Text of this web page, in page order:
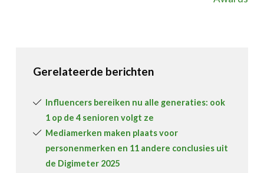
Gerelateerde berichten
Influencers bereiken nu alle generaties: ook
1 op de 4 senioren volgt ze
Mediamerken maken plaats voor
personenmerken en 11 andere conclusies uit
de Digimeter 2025